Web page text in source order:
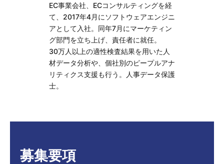
EC事業会社、ECコンサルティングを経
て、2017年4月にソフトウェアエンジニ
アとして入社。同年7月にマーケティン
グ部門を立ち上げ、責任者に就任。
30万人以上の適性検査結果を用いた人
材データ分析や、個社別のピープルアナ
リティクス支援も行う。人事データ保護
士。
募集要項